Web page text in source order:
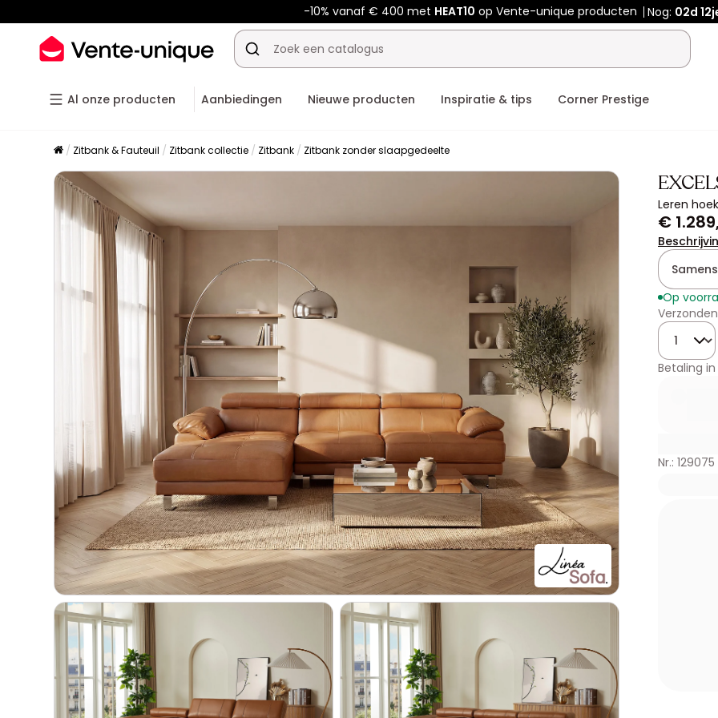
-10% vanaf € 400 met HEAT10 op Vente-unique producten Nog: 02d
Al onze producten Aanbiedingen Nieuwe producten Inspiratie & tips Corner Prestige
Zitbank & Fauteuil Zitbank collectie Zitbank Zitbank zonder slaapgedeelte
Leren
€
Op
Betaling in
Nr.: 129075